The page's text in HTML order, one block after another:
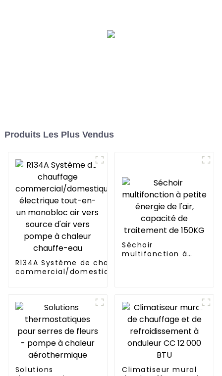
Produits Les Plus Vendus
R134A Système de chauffage
commercial/domestique/résidentiel
chaleur chauffe-eau
Séchoir
multifonction à
Solutions
Climatiseur mural